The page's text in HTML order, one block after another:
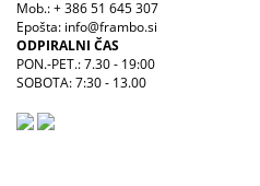
Mob.: + 386 51 645 307
Epošta: info@frambo.si
ODPIRALNI ČAS
PON.-PET.: 7.30 - 19:00
SOBOTA: 7:30 - 13.00